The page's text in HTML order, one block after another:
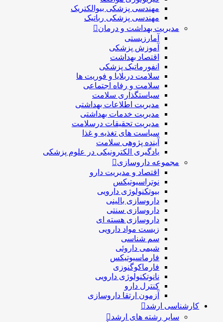
مهندسی پزشکی بیوالکتریک
مهندسی پزشکی رباتیک
مدیریت بهداشت و درمان
آمارزیستی
آموزش پزشکی
اقتصاد بهداشت
انفورماتیک پزشکی
سلامت دربلايا و فوريت ها
سلامت و رفاه اجتماعی
سیاستگذاری سلامت
مدیریت اطلاعات بهداشتی
مدیریت خدمات بهداشتی
مدیریت تحقیقات درسلامت
سیاست های تغذیه و غذا
آینده پژوهی سلامت
یادگیری الکترونیکی در علوم پزشکی
مجموعه داروسازی
اقتصاد و مديريت دارو
نوتراسیوتیکس
بيوتكنولوژی دارویی
داروسازی بالينی
داروسازی سنتی
داروسازی هسته ای
زیست مواد دارویی
سم شناسی
شيمی داروئی
فارماسيوتيكس
فارماكوگنوزی
نانوتکنولوژی دارویی
كنترل دارو
آزمون ارتقا داروسازی
کارشناسی ارشد
سایر رشته های ارشد